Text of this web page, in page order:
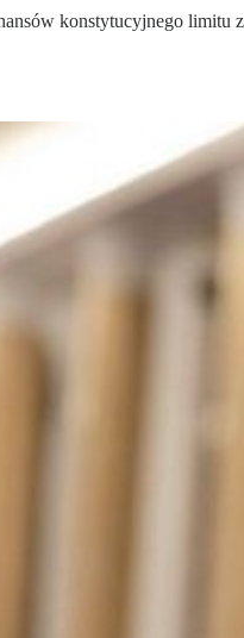
konstytucyjnego limitu